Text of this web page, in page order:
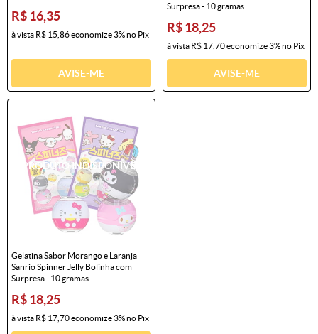
R$ 16,35
à vista R$ 15,86economize3%no Pix
AVISE-ME
Surpresa - 10 gramas
R$ 18,25
à vista R$ 17,70economize3%no Pix
AVISE-ME
Gelatina Sabor Morango e Laranja
Sanrio Spinner Jelly Bolinha com
Surpresa - 10 gramas
R$ 18,25
à vista R$ 17,70economize3%no Pix